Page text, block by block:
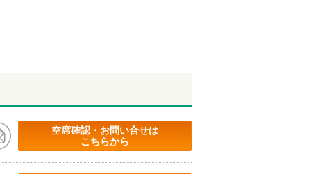
空席確認・お問い合せは
こちらから